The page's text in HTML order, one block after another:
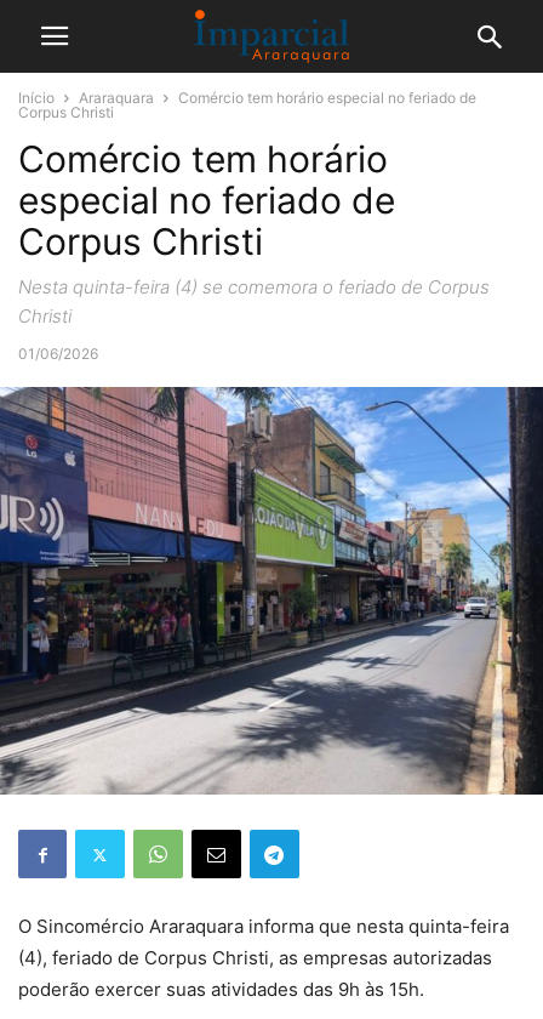
Início Araraquara
Comércio tem horário especial no feriado de
Corpus Christi
Comércio tem horário
especial no feriado de
Corpus Christi
Nesta quinta-feira (4) se comemora o feriado de Corpus
Christi
01/06/2026
O Sincomércio Araraquara informa que nesta quinta-feira
(4), feriado de Corpus Christi, as empresas autorizadas
poderão exercer suas atividades das 9h às 15h.